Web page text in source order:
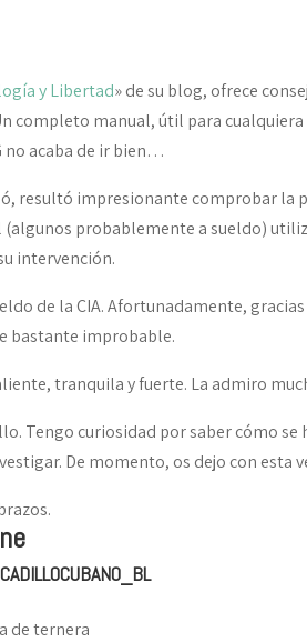
y Libertad» de su blog, ofrece
completo manual, útil para
no acaba de ir bien…
resultó impresionante comprobar la
probablemente a sueldo)
intervención.
de la CIA. Afortunadamente,
bastante improbable.
tranquila y fuerte. La admiro
Tengo curiosidad por saber cómo
De momento, os dejo con esta
de ternera